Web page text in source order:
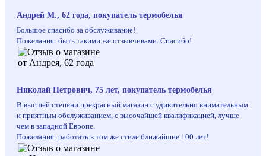
Андрей М., 62 года, покупатель термобелья
Большое спасибо за обслуживание!
Пожелания: быть такими же отзывчивами. Спасибо!
Николай Петрович, 75 лет, покупатель термобелья
В высшей степени прекрасный магазин с удивительно внимательным
и приятным обслуживанием, с высочайшей квалификацией, лучше
чем в западной Европе.
Пожелания: работать в том же стиле ближайшие 100 лет!